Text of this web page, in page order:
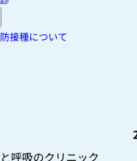
接種について
呼吸のクリニック